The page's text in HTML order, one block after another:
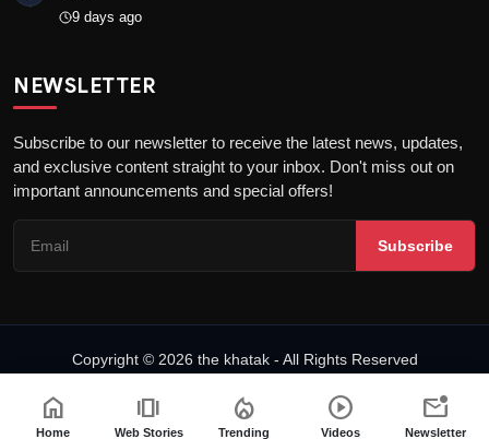
9 days ago
NEWSLETTER
Subscribe to our newsletter to receive the latest news, updates,
and exclusive content straight to your inbox. Don't miss out on
important announcements and special offers!
Subscribe
Copyright © 2026 the khatak - All Rights Reserved
Fact-Checking Policy
home
Home
amp_stories
Web Stories
local_fire_department
Trending
play_circle
Videos
mark_email_unread
Newsletter